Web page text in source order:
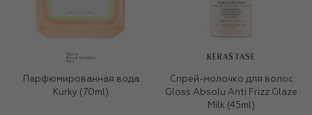
Парфюмированная вода
Kurky (70ml)
KERASTASE
Спрей-молочко для волос
Gloss Absolu Anti Frizz Glaze
Milk (45ml)